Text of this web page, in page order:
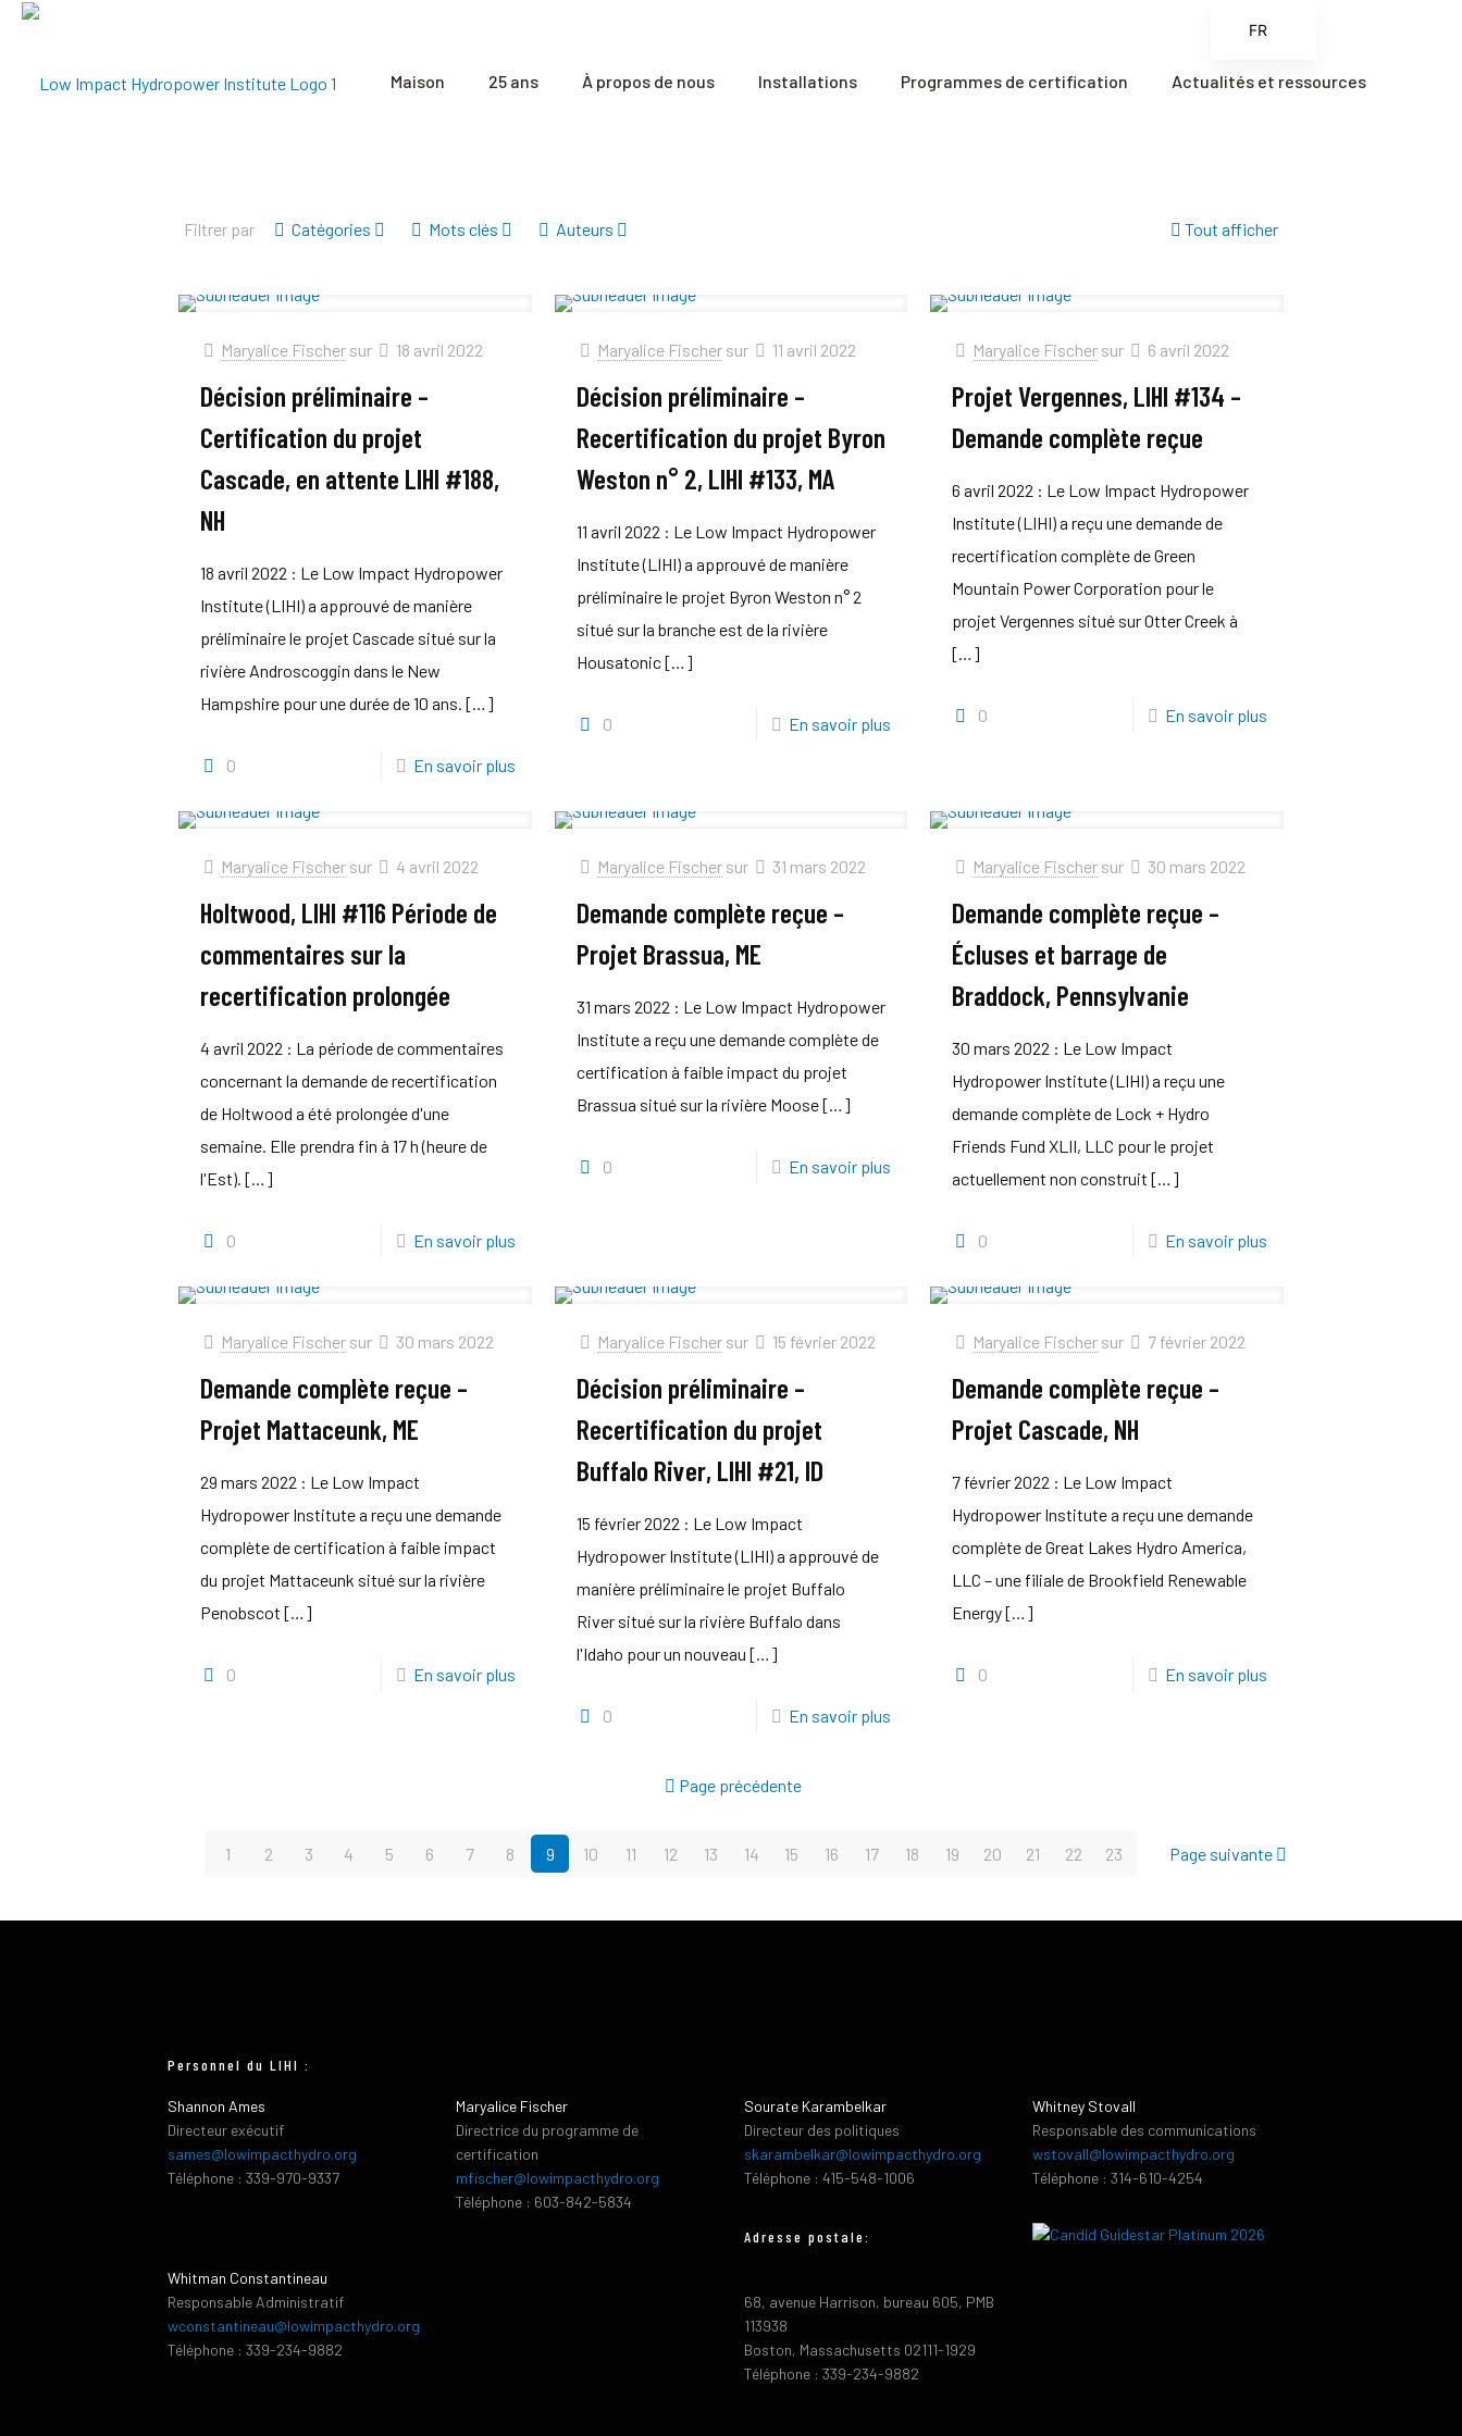
Maison 25 ans À propos de nous Installations Programmes de certification Actualités et ressources
Filtrer par Catégories Mots clés Auteurs Tout afficher
Maryalice Fischer sur 18 avril 2022
Décision préliminaire –
Certification du projet
Cascade, en attente LIHI #188,
NH
18 avril 2022 : Le Low Impact Hydropower
Institute (LIHI) a approuvé de manière
préliminaire le projet Cascade situé sur la
rivière Androscoggin dans le New
Hampshire pour une durée de 10 ans. […]
0 En savoir plus
Maryalice Fischer sur 11 avril 2022
Décision préliminaire –
Recertification du projet Byron
Weston n° 2, LIHI #133, MA
11 avril 2022 : Le Low Impact Hydropower
Institute (LIHI) a approuvé de manière
préliminaire le projet Byron Weston n° 2
situé sur la branche est de la rivière
Housatonic[…]
0 En savoir plus
Maryalice Fischer sur 6 avril 2022
Projet Vergennes, LIHI #134 –
Demande complète reçue
6 avril 2022 : Le Low Impact Hydropower
Institute (LIHI) a reçu une demande de
recertification complète de Green
Mountain Power Corporation pour le
projet Vergennes situé sur Otter Creek à
[…]
0 En savoir plus
Maryalice Fischer sur 4 avril 2022
Holtwood, LIHI #116 Période de
commentaires sur la
recertification prolongée
4 avril 2022 : La période de commentaires
concernant la demande de recertification
de Holtwood a été prolongée d'une
semaine. Elle prendra fin à 17 h (heure de
l'Est). […]
0 En savoir plus
Maryalice Fischer sur 31 mars 2022
Demande complète reçue –
Projet Brassua, ME
31 mars 2022 : Le Low Impact Hydropower
Institute a reçu une demande complète de
certification à faible impact du projet
Brassua situé sur la rivière Moose[…]
0 En savoir plus
Maryalice Fischer sur 30 mars 2022
Demande complète reçue –
Écluses et barrage de
Braddock, Pennsylvanie
30 mars 2022 : Le Low Impact
Hydropower Institute (LIHI) a reçu une
demande complète de Lock + Hydro
Friends Fund XLII, LLC pour le projet
actuellement non construit […]
0 En savoir plus
Maryalice Fischer sur 30 mars 2022
Demande complète reçue –
Projet Mattaceunk, ME
29 mars 2022 : Le Low Impact
Hydropower Institute a reçu une demande
complète de certification à faible impact
du projet Mattaceunk situé sur la rivière
Penobscot […]
0 En savoir plus
Maryalice Fischer sur 15 février 2022
Décision préliminaire –
Recertification du projet
Buffalo River, LIHI #21, ID
15 février 2022 : Le Low Impact
Hydropower Institute (LIHI) a approuvé de
manière préliminaire le projet Buffalo
River situé sur la rivière Buffalo dans
l'Idaho pour un nouveau […]
0 En savoir plus
Maryalice Fischer sur 7 février 2022
Demande complète reçue –
Projet Cascade, NH
7 février 2022 : Le Low Impact
Hydropower Institute a reçu une demande
complète de Great Lakes Hydro America,
LLC – une filiale de Brookfield Renewable
Energy[…]
0 En savoir plus
Page précédente
1 2 3 4 5 6 7 8 9 10 11 12 13 14 15 16 17 18 19 20 21 22 23 Page suivante
Personnel du LIHI :
Shannon Ames
Directeur exécutif
sames@lowimpacthydro.org
Téléphone : 339-970-9337
Whitman Constantineau
Responsable Administratif
wconstantineau@lowimpacthydro.org
Téléphone : 339-234-9882
Maryalice Fischer
Directrice du programme de
certification
mfischer@lowimpacthydro.org
Téléphone : 603-842-5834
Sourate Karambelkar
Directeur des politiques
skarambelkar@lowimpacthydro.org
Téléphone : 415-548-1006
Adresse postale:
68, avenue Harrison, bureau 605, PMB
113938
Boston, Massachusetts 02111-1929
Téléphone : 339-234-9882
Whitney Stovall
Responsable des communications
wstovall@lowimpacthydro.org
Téléphone : 314-610-4254
FR